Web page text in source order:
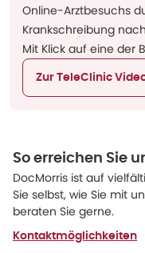
Online-Arztbesuchs
Krankschreibung
Mit Klick auf eine der
Zur TeleClinic
So erreichen Sie
DocMorris ist auf
Sie selbst, wie Sie mit
beraten Sie gerne.
Kontaktmöglichkeiten